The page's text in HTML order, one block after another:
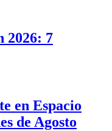
2026: 7
en Espacio
de Agosto